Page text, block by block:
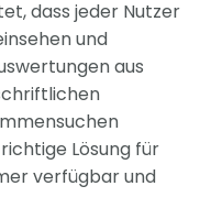
dass jeder Nutzer
und
aus
Lösung für
verfügbar und